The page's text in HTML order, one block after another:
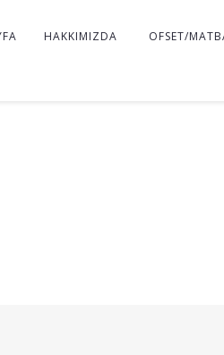
HAKKIMIZDA OFSET/